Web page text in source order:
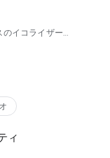
のイコライザー
16/24/31/32
波数を設定して5～32バン
ントロール
ットの割り当てが可能
ィ